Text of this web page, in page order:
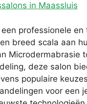
in Maassluis
professionele
breed scala aan
Microdermabrasie
deze salon
populaire
voor een